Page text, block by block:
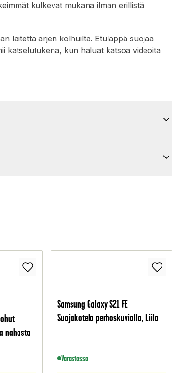
kulkevat mukana ilman erillistä
laitetta arjen kolhuilta. Etuläppä suojaa
katselutukena, kun haluat katsoa videoita
ohut
nahasta
Samsung Galaxy S21 FE
Suojakotelo perhoskuviolla, Liila
Varastossa